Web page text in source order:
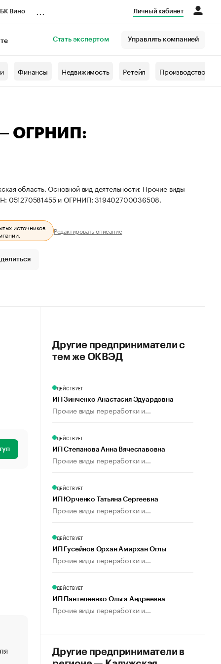
Вино Личный кабинет
Стать экспертом Управлять компанией
Финансы Недвижимость Ретейл Производство
— ОГРНИП:
область. Основной вид деятельности: Прочие виды
051270581455 и ОГРНИП: 319402700036508.
источников.
Редактировать описание
«От спорта тело стареет иначе». Как живет глава
создавшей GTA
Другие предприниматели с
тем же ОКВЭД
ДЕЙСТВУЕТ
ИП Зинченко Анастасия Эдуардовна
Прочие виды переработки и...
ДЕЙСТВУЕТ
ИП Степанова Анна Вячеславовна
Прочие виды переработки и...
ДЕЙСТВУЕТ
ИП Юрченко Татьяна Сергеевна
Прочие виды переработки и...
ДЕЙСТВУЕТ
ИП Гусейнов Орхан Амирхан Оглы
Прочие виды переработки и...
ДЕЙСТВУЕТ
ИП Пантелеенко Ольга Андреевна
Прочие виды переработки и...
Другие предприниматели в